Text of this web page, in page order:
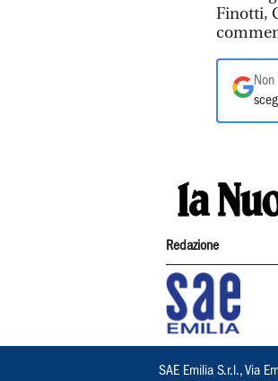
Finotti,
Redazione
SAE Emilia S.r.l., Via